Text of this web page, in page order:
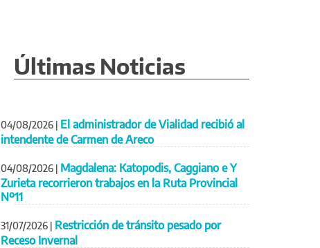
Últimas Noticias
04/08/2026 | El administrador de Vialidad recibió al
intendente de Carmen de Areco
04/08/2026 | Magdalena: Katopodis, Caggiano e Y
Zurieta recorrieron trabajos en la Ruta Provincial
Nº11
31/07/2026 | Restricción de tránsito pesado por
Receso Invernal